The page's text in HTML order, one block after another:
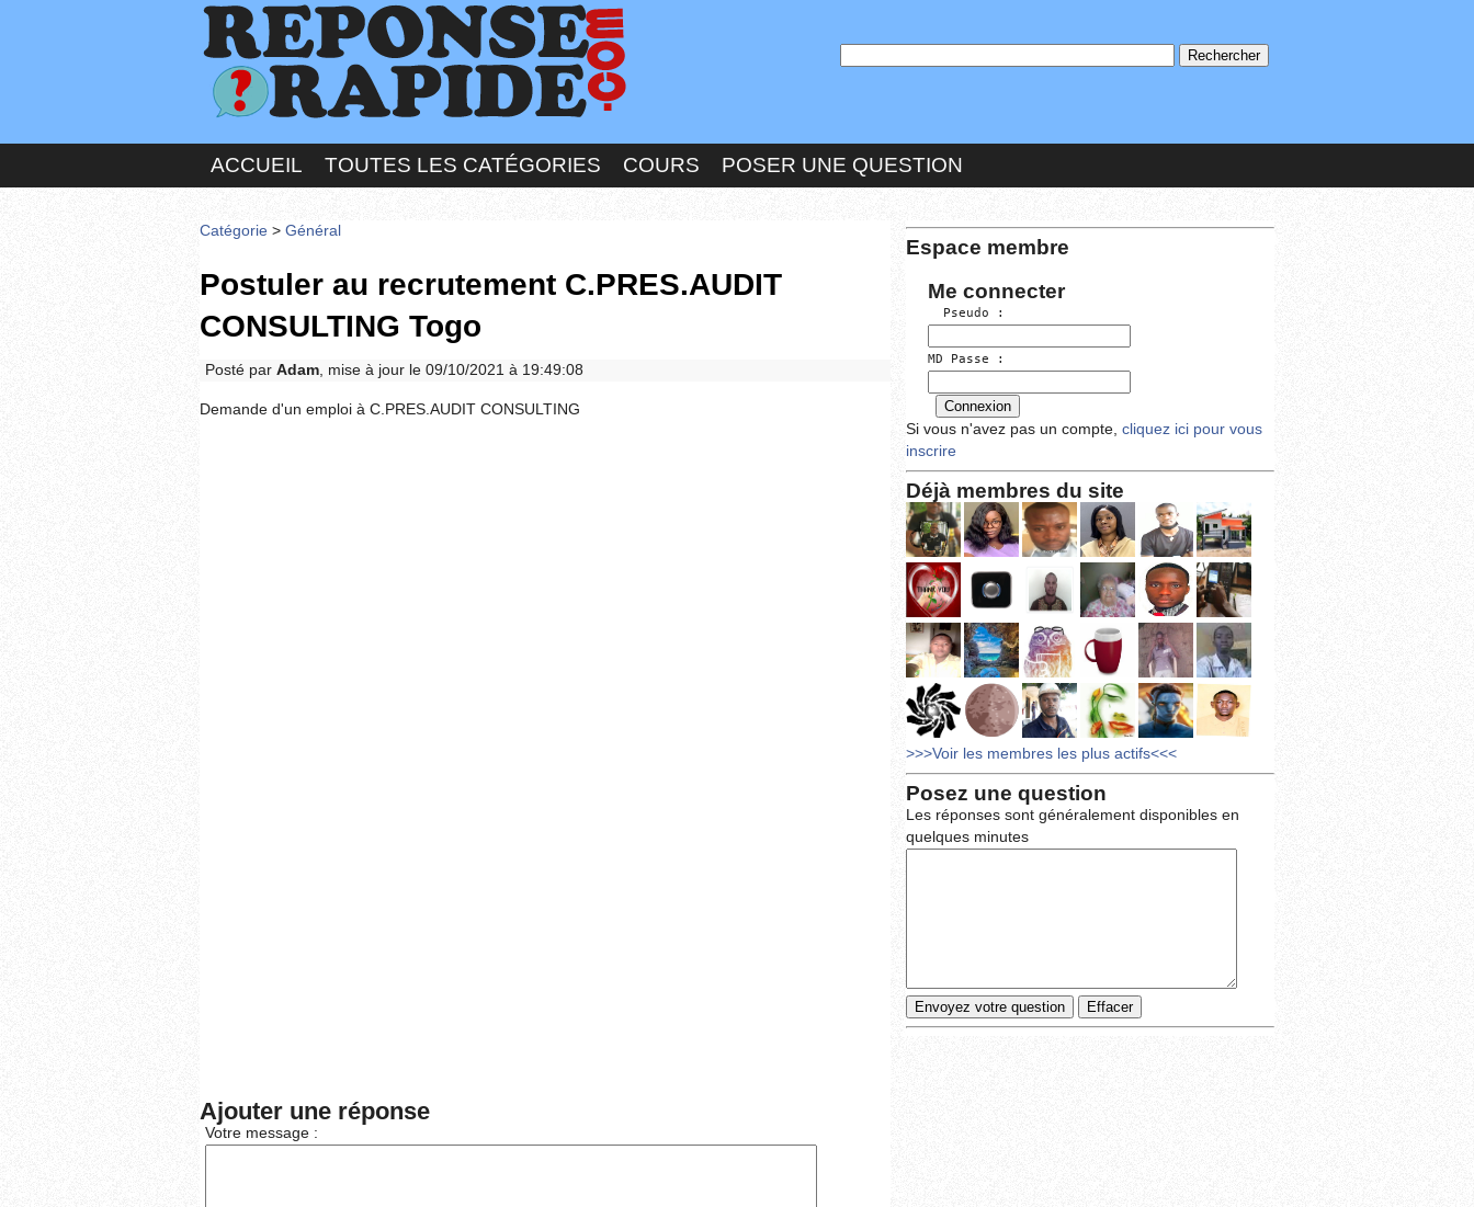
ACCUEIL TOUTES LES CATÉGORIES COURS POSER UNE QUESTION
Catégorie > Général
Postuler au recrutement C.PRES.AUDIT
CONSULTING Togo
Posté par Adam , mise à jour le 09/10/2021 à 19:49:08
Demande d'un emploi à C.PRES.AUDIT CONSULTING
Ajouter une réponse
Votre message :
Espace membre
Me connecter
  Pseudo :
MD Passe :
Si vous n'avez pas un compte, cliquez ici pour vous
inscrire
Déjà membres du site
>>>Voir les membres les plus actifs<<<
Posez une question
Les réponses sont généralement disponibles en
quelques minutes